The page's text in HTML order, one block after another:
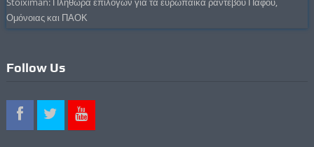
Ομόνοιας και ΠΑΟΚ
Follow Us